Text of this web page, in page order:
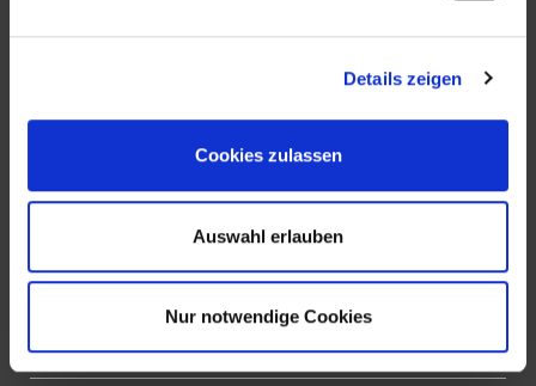
Details zeigen
Cookies zulassen
Auswahl erlauben
Nur notwendige Cookies
New Place Immobilien
Tel.:+49 6252-305 89 41
Fax: +49 6252-305 89 42
E-Mail:info@new-place-immobilien.com
www.new-place-immobilien.com